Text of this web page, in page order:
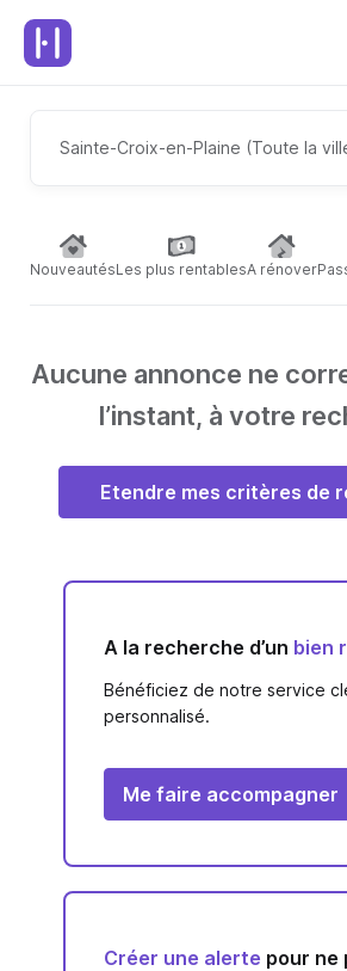
Sainte-Croix-en-Plaine (Toute la
NouveautésLes plus rentablesA rénover
Aucune annonce ne
l’instant, à votre
Etendre mes critères de
A la recherche d’un bien
Bénéficiez de notre service
personnalisé.
Me faire accompagner
Créer une alerte pour ne